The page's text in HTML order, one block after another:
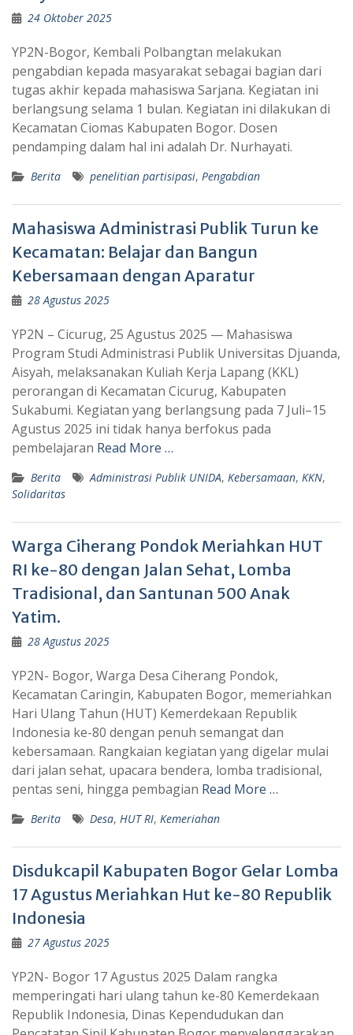
24 Oktober 2025
YP2N-Bogor, Kembali Polbangtan melakukan
pengabdian kepada masyarakat sebagai bagian dari
tugas akhir kepada mahasiswa Sarjana. Kegiatan ini
berlangsung selama 1 bulan. Kegiatan ini dilakukan di
Kecamatan Ciomas Kabupaten Bogor. Dosen
pendamping dalam hal ini adalah Dr. Nurhayati.
Berita penelitian partisipasi, Pengabdian
Mahasiswa Administrasi Publik Turun ke
Kecamatan: Belajar dan Bangun
Kebersamaan dengan Aparatur
28 Agustus 2025
YP2N – Cicurug, 25 Agustus 2025 — Mahasiswa
Program Studi Administrasi Publik Universitas Djuanda,
Aisyah, melaksanakan Kuliah Kerja Lapang (KKL)
perorangan di Kecamatan Cicurug, Kabupaten
Sukabumi. Kegiatan yang berlangsung pada 7 Juli–15
Agustus 2025 ini tidak hanya berfokus pada
pembelajaran Read More …
Berita Administrasi Publik UNIDA, Kebersamaan, KKN,
Solidaritas
Warga Ciherang Pondok Meriahkan HUT
RI ke-80 dengan Jalan Sehat, Lomba
Tradisional, dan Santunan 500 Anak
Yatim.
28 Agustus 2025
YP2N- Bogor, Warga Desa Ciherang Pondok,
Kecamatan Caringin, Kabupaten Bogor, memeriahkan
Hari Ulang Tahun (HUT) Kemerdekaan Republik
Indonesia ke-80 dengan penuh semangat dan
kebersamaan. Rangkaian kegiatan yang digelar mulai
dari jalan sehat, upacara bendera, lomba tradisional,
pentas seni, hingga pembagian Read More …
Berita Desa, HUT RI, Kemeriahan
Disdukcapil Kabupaten Bogor Gelar Lomba
17 Agustus Meriahkan Hut ke-80 Republik
Indonesia
27 Agustus 2025
YP2N- Bogor 17 Agustus 2025 Dalam rangka
memperingati hari ulang tahun ke-80 Kemerdekaan
Republik Indonesia, Dinas Kependudukan dan